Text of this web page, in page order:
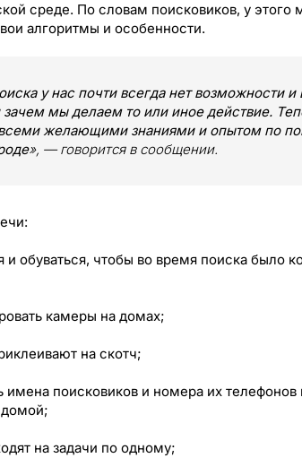
среде. По словам поисковиков, у этого
алгоритмы и особенности.
у нас почти всегда нет возможности
мы делаем то или иное действие.
всеми желающими знаниями и опытом по
», — говорится в сообщении.
и обуваться, чтобы во время поиска было
камеры на домах;
на скотч;
поисковиков и номера их телефонов
домой;
на задачи по одному;